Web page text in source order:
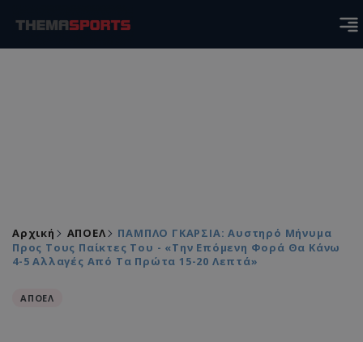
Αρχική ΑΠΟΕΛ
ΠΑΜΠΛΟ ΓΚΑΡΣΙΑ: Αυστηρό Μήνυμα
Προς Τους Παίκτες Του - «Την Επόμενη Φορά Θα Κάνω
4-5 Αλλαγές Από Τα Πρώτα 15-20 Λεπτά»
ΑΠΟΕΛ